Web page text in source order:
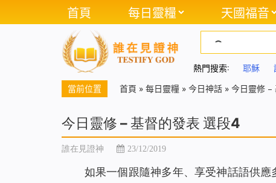
首頁 每日靈糧 天國福音
熱門搜索: 耶穌
當前位置 首頁 » 每日靈糧 » 今日神話 » 今日靈修 –
今日靈修 – 基督的發表 選段4
誰在見證神 23/12/2019
如果一個跟隨神多年、享受神話語供